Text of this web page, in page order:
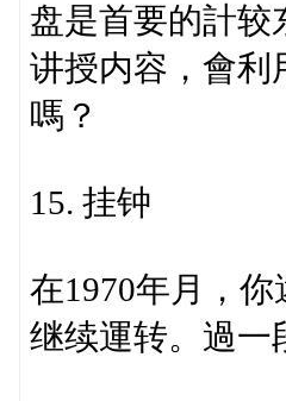
盘是首要的計较
讲授内容，會利
嗎？
15. 挂钟
在1970年月，
继续運转。過一